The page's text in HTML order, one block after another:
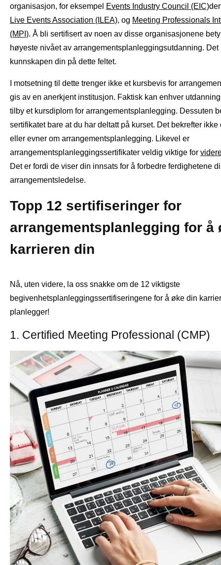
organisasjon, for eksempel Events Industry Council (EIC)
Live Events Association (ILEA), og Meeting Professionals
(MPI). Å bli sertifisert av noen av disse organisasjonene
høyeste nivået av arrangementsplanleggingsutdanning. Det
kunnskapen din på dette feltet.
I motsetning til dette trenger ikke et kursbevis for
gis av en anerkjent institusjon. Faktisk kan enhver
tilby et kursdiplom for arrangementsplanlegging. Dessuten
sertifikatet bare at du har deltatt på kurset. Det bekrefter
eller evner om arrangementsplanlegging. Likevel er
arrangementsplanleggingssertifikater veldig viktige for
Det er fordi de viser din innsats for å forbedre ferdighetene
arrangementsledelse.
Topp 12 sertifiseringer for
arrangementsplanlegging for å
karrieren din
Nå, uten videre, la oss snakke om de 12 viktigste
begivenhetsplanleggingssertifiseringene for å øke din
planlegger!
1. Certified Meeting Professional (CMP)